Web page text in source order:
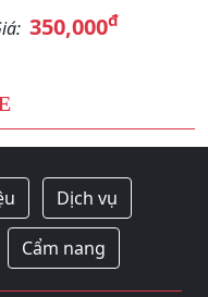
350,000đ
Dịch vụ
Cẩm nang